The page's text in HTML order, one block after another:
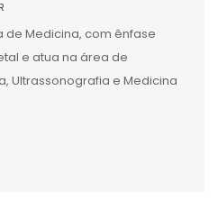
de Medicina, com ênfase
e atua na área de
Ultrassonografia e Medicina